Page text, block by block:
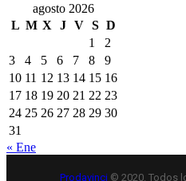
agosto 2026
L M X J V S D
1
2
3
4 5 6 7 8
9
10 11 12 13 14 15 16
17 18 19 20 21 22 23
24 25 26 27 28 29 30
31
« Ene
Prodavinci © 2020. Todos